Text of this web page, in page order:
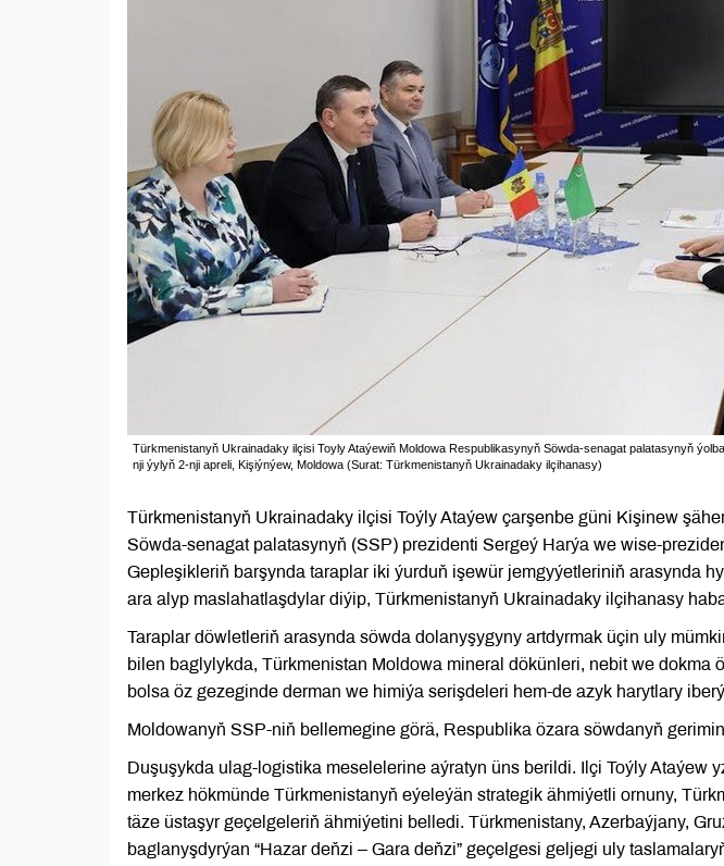
Türkmenistanyň Ukrainadaky ilçisi Toyly Ataýewiň Moldowa Respublikasynyň Söwda-senagat palatasynyň
nji ýylyň 2-nji apreli, Kişiýnýew, Moldowa (Surat: Türkmenistanyň Ukrainadaky ilçihanasy)
Türkmenistanyň Ukrainadaky ilçisi Toýly Ataýew çarşenbe güni Kişinew
Söwda-senagat palatasynyň (SSP) prezidenti Sergeý Harýa we wise-
Gepleşikleriň barşynda taraplar iki ýurduň işewür jemgyýetleriniň arasynda
ara alyp maslahatlaşdylar diýip, Türkmenistanyň Ukrainadaky ilçihanasy
Taraplar döwletleriň arasynda söwda dolanyşygyny artdyrmak üçin uly
bilen baglylykda, Türkmenistan Moldowa mineral dökünleri, nebit we dokma
bolsa öz gezeginde derman we himiýa serişdeleri hem-de azyk harytlary
Moldowanyň SSP-niň bellemegine görä, Respublika özara söwdanyň
Duşuşykda ulag-logistika meselelerine aýratyn üns berildi. Ilçi Toýly Ataýew
merkez hökmünde Türkmenistanyň eýeleýän strategik ähmiýetli ornuny,
täze üstaşyr geçelgeleriň ähmiýetini belledi. Türkmenistany, Azerbaýjany,
baglanyşdyrýan “Hazar deňzi – Gara deňzi” geçelgesi geljegi uly